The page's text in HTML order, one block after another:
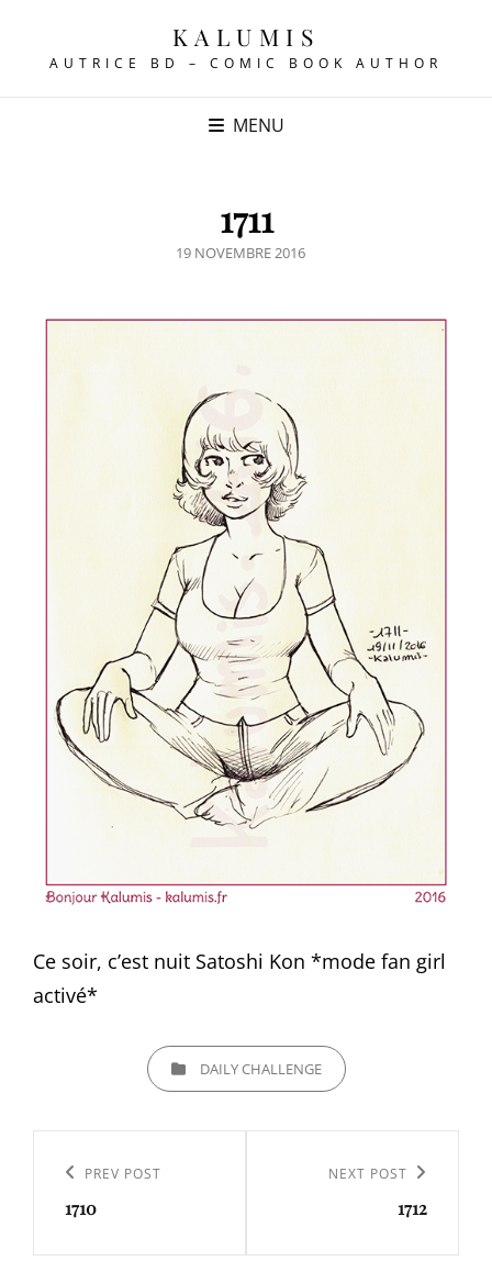
KALUMIS
AUTRICE BD – COMIC BOOK AUTHOR
MENU
1711
POSTED
19 NOVEMBRE 2016
Ce soir, c’est nuit Satoshi Kon *mode fan girl
activé*
CATEGORIESDAILY CHALLENGE
l’article
Previous
Post
PREV POST
1710
NEXT POST
1712